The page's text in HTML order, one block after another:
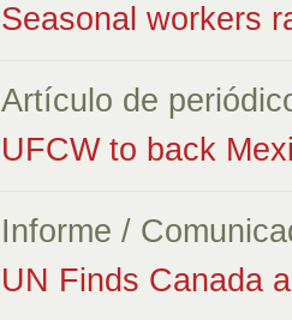
Seasonal workers
Artículo de
UFCW to back
Informe /
UN Finds Canada